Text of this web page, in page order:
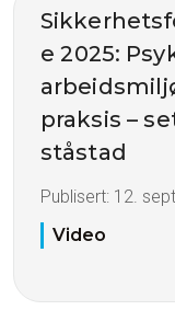
e 2025:
praksis –
ståstad
Publisert: 12.
Video